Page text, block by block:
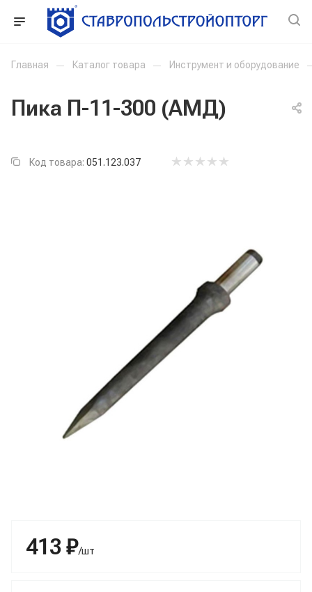
Главная — Каталог товара — Инструмент и оборудование
Пика П-11-300 (АМД)
Код товара: 051.123.037
413 ₽/шт